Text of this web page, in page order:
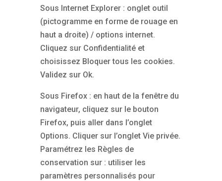
Sous Internet Explorer : onglet outil
(pictogramme en forme de rouage en
haut a droite) / options internet.
Cliquez sur Confidentialité et
choisissez Bloquer tous les cookies.
Validez sur Ok.
Sous Firefox : en haut de la fenêtre du
navigateur, cliquez sur le bouton
Firefox, puis aller dans l’onglet
Options. Cliquer sur l’onglet Vie privée.
Paramétrez les Règles de
conservation sur : utiliser les
paramètres personnalisés pour